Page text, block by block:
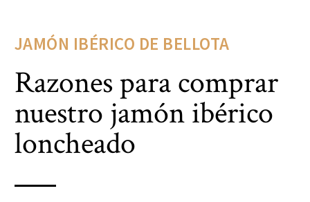
JAMÓN IBÉRICO DE BELLOTA
Razones para comprar
nuestro jamón ibérico
loncheado